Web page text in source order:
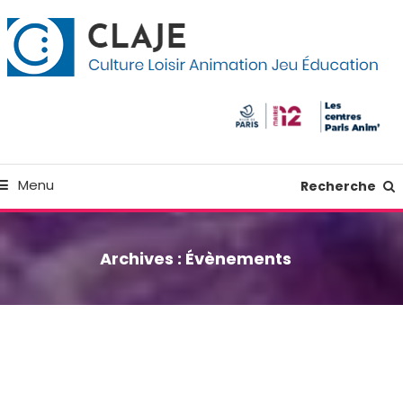
Menu Recherche
Archives : Évènements